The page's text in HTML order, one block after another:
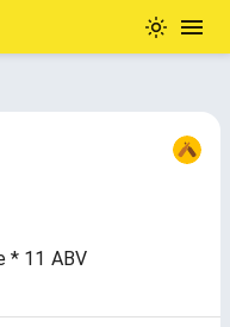
* 11 ABV